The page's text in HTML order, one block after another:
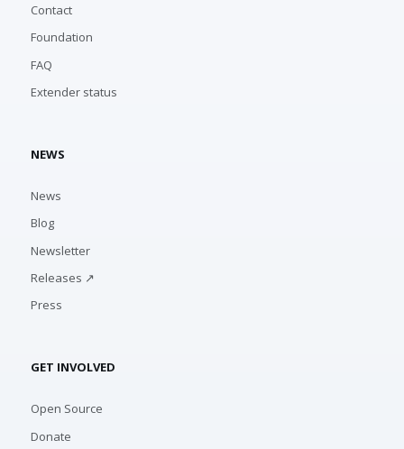
Contact
Foundation
FAQ
Extender status
NEWS
News
Blog
Newsletter
Releases ↗
Press
GET INVOLVED
Open Source
Donate